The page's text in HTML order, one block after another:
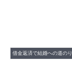
借金返済で結婚への道のり